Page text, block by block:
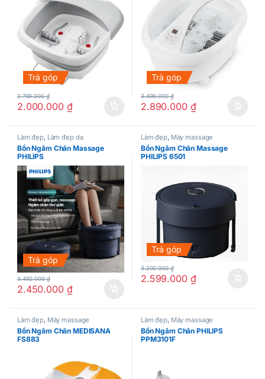
Trả góp
2.000.000 ₫
2.799.000₫
Trả góp
2.890.000 ₫
3.499.000₫
Làm đẹp, Làm đẹp da
Bồn Ngâm Chân Massage
PHILIPS
Trả góp
2.450.000 ₫
3.450.000₫
Làm đẹp, Máy massage
Bồn Ngâm Chân Massage
PHILIPS 6501
Trả góp
2.599.000 ₫
3.200.000₫
Làm đẹp, Máy massage
Bồn Ngâm Chân MEDISANA
FS883
Làm đẹp, Máy massage
Bồn Ngâm Chân PHILIPS
PPM3101F